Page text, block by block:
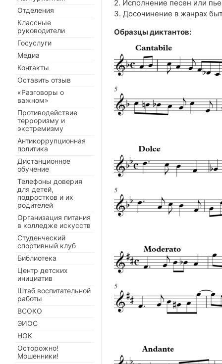
2. Исполнение песен или
3. Досочинение в жанрах
Образцы диктантов:
Отделения
Классные
руководители
Госуслуги
Медиа
Контакты
Оставить отзыв
«Разговоры о
важном»
Противодействие
терроризму и
экстремизму
Антикоррупционная
политика
Дистанционное
обучение
Телефоны доверия
для детей,
подростков и их
родителей
Организация питания
в колледже искусств
Студенческий
спортивный клуб
Библиотека
Центр детских
инициатив
Штаб воспитательной
работы
ВСОКО
ЭИОС
НОК
Осторожно!
Мошенники!